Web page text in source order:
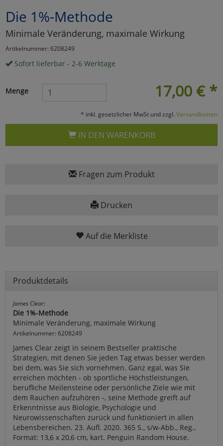
Die 1%-Methode
Minimale Veränderung, maximale Wirkung
Artikelnummer: 6208249
Sofort lieferbar - 2-6 Werktage
17,00 € *
Menge
* inkl. gesetzlicher MwSt und zzgl. Versandkosten
IN DEN WARENKORB
Fragen zum Produkt
Drucken
Auf die Merkliste
Produktdetails
James Clear:
Die 1%-Methode
Minimale Veränderung, maximale Wirkung
Artikelnummer: 6208249
James Clear zeigt in seinem Bestseller praktische
Strategien, mit denen Sie jeden Tag etwas besser werden
bei dem, was Sie sich vornehmen. Ganz egal, was Sie
erreichen möchten - ob sportliche Höchstleistungen,
berufliche Meilensteine oder persönliche Ziele wie mit
dem Rauchen aufzuhören -, seine Methode greift auf
Erkenntnisse aus Biologie, Psychologie und
Neurowissenschaften zurück und funktioniert in allen
Lebensbereichen. 23. Aufl. 2020. 365 S., s/w-Abb., Reg.,
Format: 13,6 x 20,6 cm, kart. Penguin Random House.
Marketing
Umfragetools
Cookies
Alle Akzeptieren
Cookies
zurückzu Haupptseite